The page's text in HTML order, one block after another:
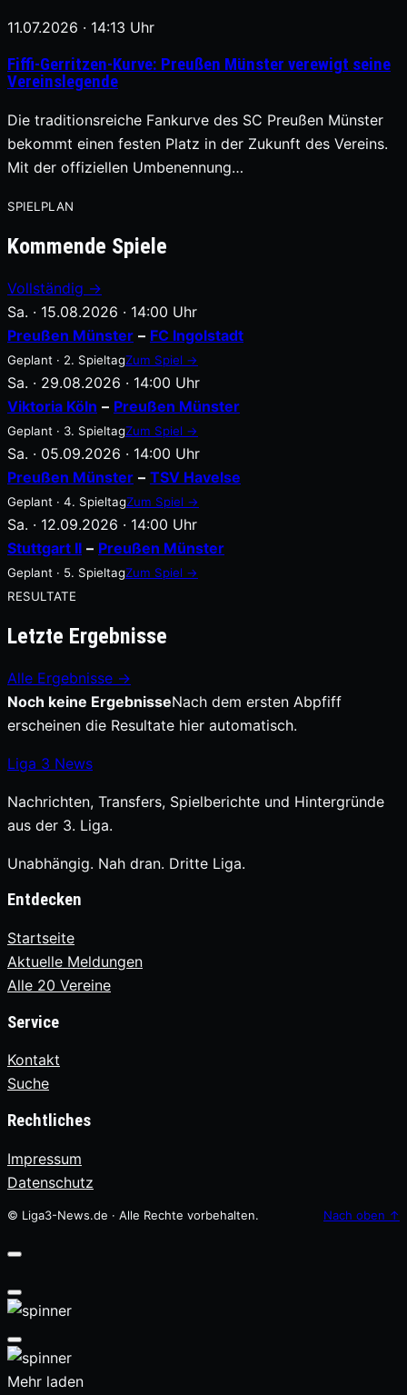
11.07.2026 · 14:13 Uhr
Fiffi-Gerritzen-Kurve: Preußen Münster verewigt seine
Vereinslegende
Die traditionsreiche Fankurve des SC Preußen Münster
bekommt einen festen Platz in der Zukunft des Vereins.
Mit der offiziellen Umbenennung…
SPIELPLAN
Kommende Spiele
Vollständig →
Sa. · 15.08.2026 · 14:00 Uhr
Preußen Münster – FC Ingolstadt
Geplant · 2. SpieltagZum Spiel →
Sa. · 29.08.2026 · 14:00 Uhr
Viktoria Köln – Preußen Münster
Geplant · 3. SpieltagZum Spiel →
Sa. · 05.09.2026 · 14:00 Uhr
Preußen Münster – TSV Havelse
Geplant · 4. SpieltagZum Spiel →
Sa. · 12.09.2026 · 14:00 Uhr
Stuttgart II – Preußen Münster
Geplant · 5. SpieltagZum Spiel →
RESULTATE
Letzte Ergebnisse
Alle Ergebnisse →
Noch keine ErgebnisseNach dem ersten Abpfiff
erscheinen die Resultate hier automatisch.
Liga 3 News
Nachrichten, Transfers, Spielberichte und Hintergründe
aus der 3. Liga.
Unabhängig. Nah dran. Dritte Liga.
Entdecken
Startseite
Aktuelle Meldungen
Alle 20 Vereine
Service
Kontakt
Suche
Rechtliches
Impressum
Datenschutz
© Liga3-News.de · Alle Rechte vorbehalten. Nach oben ↑
Mehr laden